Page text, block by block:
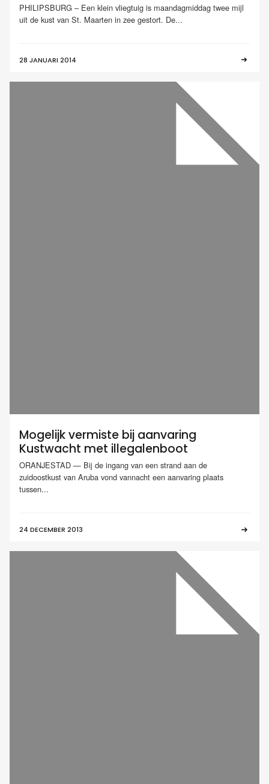
PHILIPSBURG – Een klein vliegtuig is maandagmiddag twee mijl
uit de kust van St. Maarten in zee gestort. De...
28 JANUARI 2014
Mogelijk vermiste bij aanvaring
Kustwacht met illegalenboot
ORANJESTAD — Bij de ingang van een strand aan de
zuidoostkust van Aruba vond vannacht een aanvaring plaats
tussen...
24 DECEMBER 2013